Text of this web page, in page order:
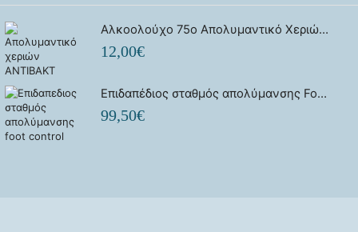
Αλκοολούχο 75ο Απολυμαντικό Χεριών 1lt Antibakt Fin
12,00€
Επιδαπέδιος σταθμός απολύμανσης Foot Control
99,50€